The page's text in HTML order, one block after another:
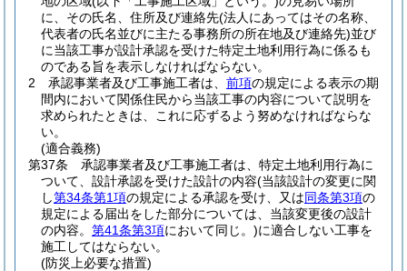
に、その氏名、住所及び連絡先(法人にあってはその名称、
代表者の氏名並びに主たる事務所の所在地及び連絡先)並び
に当該工事が設計承認を受けた特定土地利用行為に係るも
のである旨を表示しなければならない。
2
承認事業者及び工事施工者は、 前項の規定による表示の期
間内において関係住民から当該工事の内容について説明を
求められたときは、これに応ずるよう努めなければならな
い。
(適合義務)
第37条
承認事業者及び工事施工者は、特定土地利用行為に
ついて、設計承認を受けた設計の内容(当該設計の変更に関
し第34条第1項の規定による承認を受け、又は同条第3項の
規定による届出をした部分については、当該変更後の設計
の内容。 第41条第3項において同じ。)に適合しない工事を
施工してはならない。
(防災上必要な措置)